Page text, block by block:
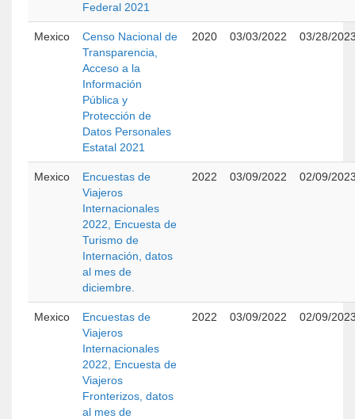
Federal 2021
Mexico
Censo Nacional de
Transparencia,
Acceso a la
Información
Pública y
Protección de
Datos Personales
Estatal 2021
2020 03/03/2022 03/28/
Mexico
Encuestas de
Viajeros
Internacionales
2022, Encuesta de
Turismo de
Internación, datos
al mes de
diciembre.
2022 03/09/2022 02/09/
Mexico
Encuestas de
Viajeros
Internacionales
2022, Encuesta de
Viajeros
Fronterizos, datos
al mes de
2022 03/09/2022 02/09/